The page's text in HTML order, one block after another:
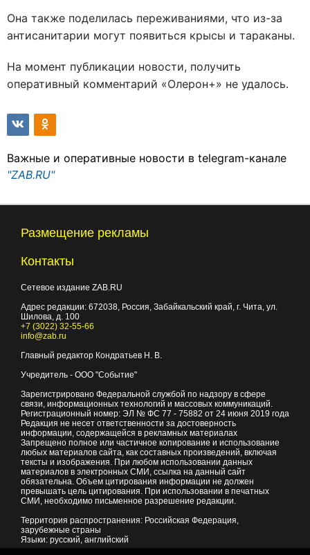
Она также поделилась переживаниями, что из-за
антисанитарии могут появиться крысы и тараканы.
На момент публикации новости, получить
оперативный комментарий «Олерон+» не удалось.
Важные и оперативные новости в telegram-канале
"ZAB.RU"
Размещение рекламы
Контакты
Сетевое издание ZAB.RU
Адрес редакции: 672038 , Россия, Забайкальский край, г. Чита ул.
Шилова, д. 100
+7 (3022) 32-55-66
info@zab.ru
Главный редактор Кондратьев Н. В.
Учредитель - ООО "Событие"
Зарегистрировано Федеральной службой по надзору в сфере
связи, информационных технологий и массовых коммуникаций.
Регистрационный номер: ЭЛ № ФС 77 - 75882 от 24 июня 2019 года
Редакция не несет ответственности за достоверность
информации, содержащейся в рекламных материалах
Запрещено полное или частичное копирование и использование
любых материалов сайта, как составных произведений, включая
тексты и изображения. При любом использовании данных
материалов в электронных СМИ, ссылка на данный сайт
обязательна. Объем цитирования информации не должен
превышать цель цитирования. При использовании в печатных
СМИ, необходимо письменное разрешение редакции.
Территория распространения: Российская Федерация,
зарубежные страны
Языки: русский, английский